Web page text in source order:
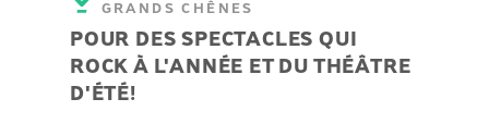
GRANDS CHÊNES
POUR DES SPECTACLES QUI
ROCK À L'ANNÉE ET DU THÉÂTRE
D'ÉTÉ!